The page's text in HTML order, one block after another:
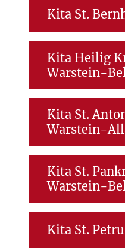
ZUR
Funktion:
Kita St.
ZUR
Personal
Funktion:
Kita Heilig
Warstein-
ZUR
Personal
Funktion:
Kita St.
Warstein-
ZUR
Personal
Kita St.
Warstein-
ZUR
Kita St.